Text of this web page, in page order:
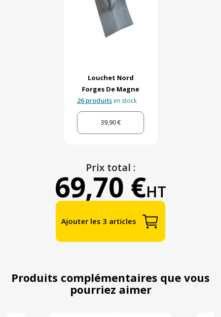
Louchet Nord
Forges De Magne
26 produits en stock
39,90 €
Prix total :
69,70 €HT
Ajouter les 3 articles
Produits complémentaires que vous
pourriez aimer